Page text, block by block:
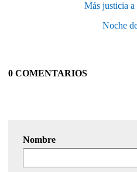
Más justicia a
Noche
0 COMENTARIOS
Nombre